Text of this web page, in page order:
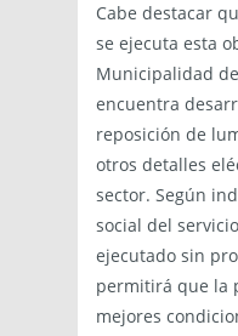
Cabe destacar
se ejecuta esta
Municipalidad
encuentra
reposición de
otros detalles
sector. Según
social del
ejecutado sin
permitirá que la
mejores